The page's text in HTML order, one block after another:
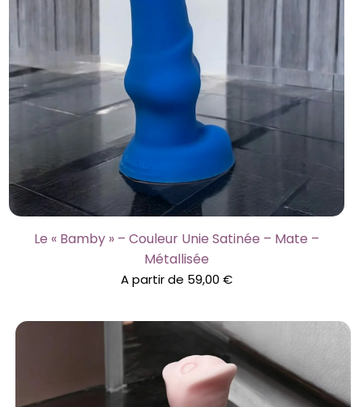
Le « Bamby » – Couleur Unie Satinée – Mate –
Métallisée
A partir de 59,00 €